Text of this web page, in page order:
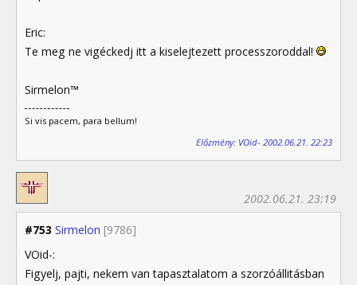
Eric:
Te meg ne vigéckedj itt a kiselejtezett processzoroddal!
Sirmelon™
Si vis pacem, para bellum!
Előzmény: VOid- 2002.06.21. 22:23
#753 Sirmelon [9786]
2002.06.21. 23:19
VOid-:
Figyelj, pajti, nekem van tapasztalatom a szorzóállitásban